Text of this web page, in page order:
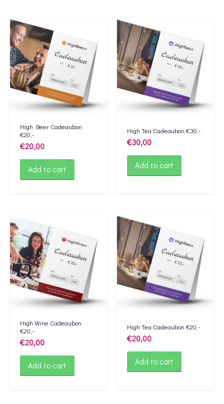
High Beer Cadeaubon
€20,-
€20,00
Add to cart
High Tea Cadeaubon €30,-
€30,00
Add to cart
High Wine Cadeaubon
€20,-
€20,00
Add to cart
High Tea Cadeaubon €20,-
€20,00
Add to cart